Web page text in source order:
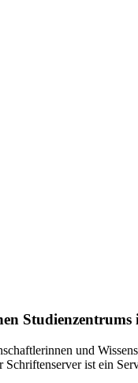
Studienzentrums
und
ist ein